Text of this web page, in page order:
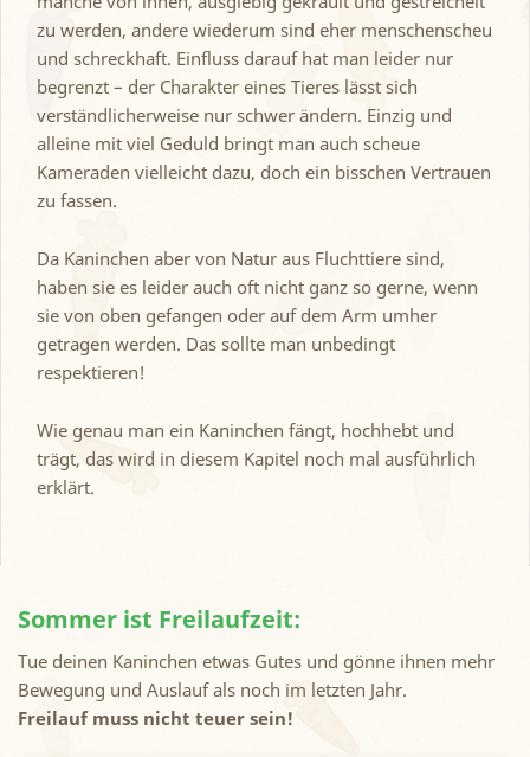
zu werden, andere wiederum sind eher menschenscheu
und schreckhaft. Einfluss darauf hat man leider nur
begrenzt – der Charakter eines Tieres lässt sich
verständlicherweise nur schwer ändern. Einzig und
alleine mit viel Geduld bringt man auch scheue
Kameraden vielleicht dazu, doch ein bisschen Vertrauen
zu fassen.
Da Kaninchen aber von Natur aus Fluchttiere sind,
haben sie es leider auch oft nicht ganz so gerne, wenn
sie von oben gefangen oder auf dem Arm umher
getragen werden. Das sollte man unbedingt
respektieren!
Wie genau man ein Kaninchen fängt, hochhebt und
trägt, das wird in diesem Kapitel noch mal ausführlich
erklärt.
Sommer ist Freilaufzeit:
Tue deinen Kaninchen etwas Gutes und gönne ihnen mehr
Bewegung und Auslauf als noch im letzten Jahr.
Freilauf muss nicht teuer sein!